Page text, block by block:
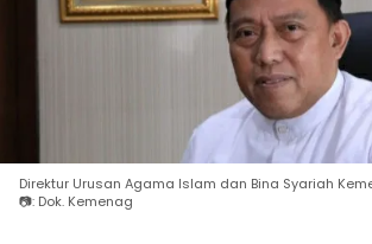
Direktur Urusan Agama Islam dan Bina Syariah
📷: Dok. Kemenag